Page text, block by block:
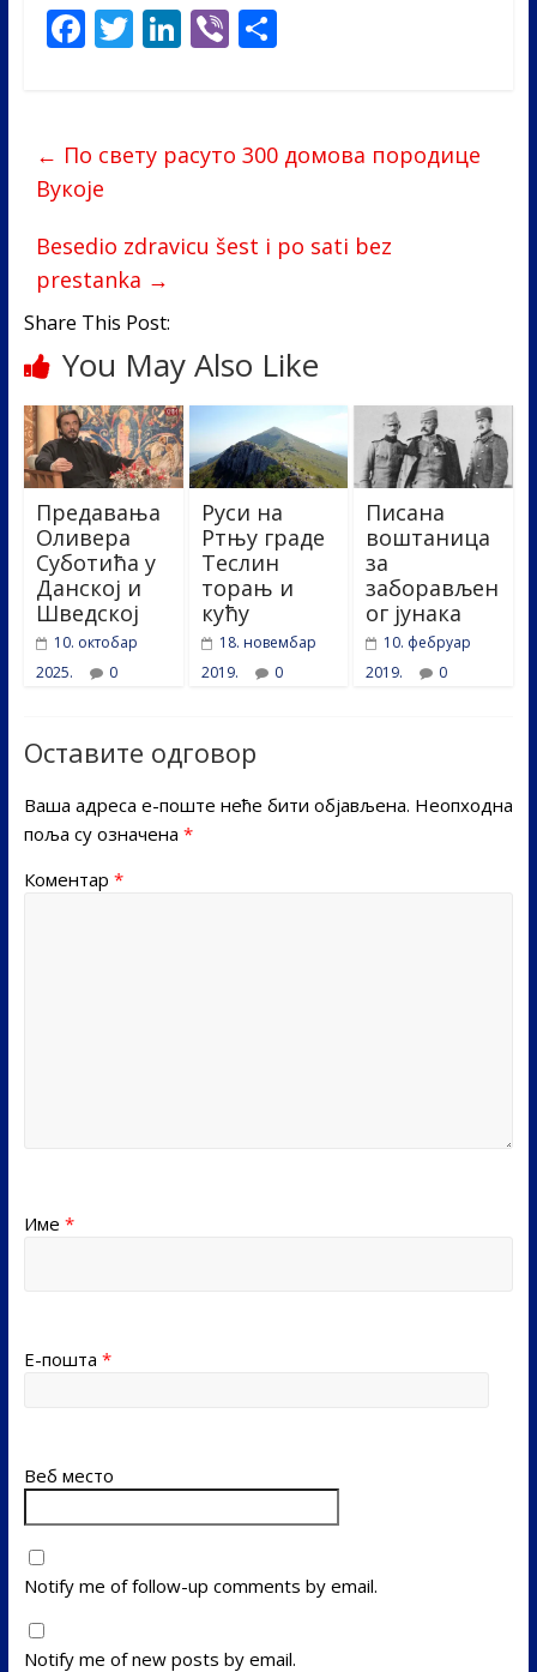
F
ac
b
o
o
k
T
w
er
Li
n
e
dI
Vi
b
S
e
← По свету расуто 300 домова породице
Вукоје
Besedio zdravicu šest i po sati bez
prestanka →
Share This Post:
You May Also Like
Предавања
Оливера
Суботића у
Данској и
Шведској
10. октобар
2025.
0
Руси на
Ртњу граде
Теслин
торањ и
кућу
18. новембар
2019.
0
Писана
воштаница
за
заборављен
ог јунака
10. фебруар
2019.
0
Оставите одговор
Ваша адреса е-поште неће бити објављена. Неопходна
поља су означена *
Коментар *
Име *
Е-пошта *
Веб место
Notify me of follow-up comments by email.
Notify me of new posts by email.